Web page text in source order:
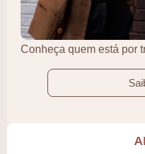
Conheça quem está por